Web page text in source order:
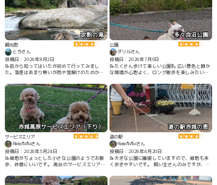
吹割の滝
観光地
とろさん
投稿日：2026年8月2日
📝前から知ってはいたが初めて行ってみまし
た。落差はあまり無いが雨や雪解けのためかか
くらい勢いよく河床を割るように流れ落ちる豪
快な滝を楽しめます。 遊歩道は1mほどで狭く
柵も無いので足元を注意を要す。(川に落ちたら
絶対に助からないかも) 車の場合は沼田方面から
来て最初の無理駐車場が10数台(すぐ満車)、そ
こから片品方面に少し先に有料や無理駐車場が
ある。
多々良沼公園
公園
ダリルさん
投稿日：2026年7月9日
📝たくさん歩けて楽しい公園🛝 広い景色と静か
な環境が心地よく、ロング散歩を楽しみたい方
赤城高原サービスエリア（下り）
サービスエリア
Rieko🐑🐑さん
投稿日：2026年5月24日
📝緑地がちょっとした小さな公園のようでお散
歩、休憩にいいです。 高台のサービスエリアで
で販売している、品揃え豊富なサービスエリ
ア。
道の駅赤城の恵
道の駅
Rieko🐑🐑さん
投稿日：2026年4月20日
📝大きな公園に隣接していますので、緑地も多
く歩きやすいです。 飼い主さんのみですが、地
ました。 地元野菜は採れたてでとても美味しか
ったです。